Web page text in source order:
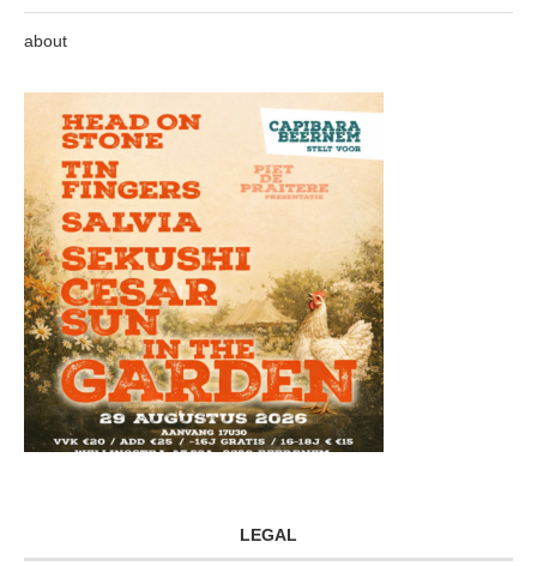
about
LEGAL